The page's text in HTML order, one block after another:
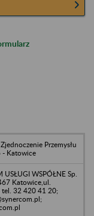
Przemysłu
- Katowice
USŁUGI WSPÓŁNE Sp.
Katowice,ul.
32 420 41 20;